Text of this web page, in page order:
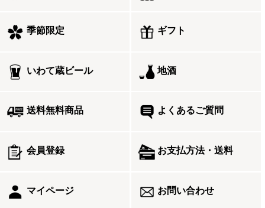
季節限定 ギフト
いわて蔵ビール 地酒
送料無料商品 よくあるご質問
会員登録 お支払方法・送料
マイページ お問い合わせ